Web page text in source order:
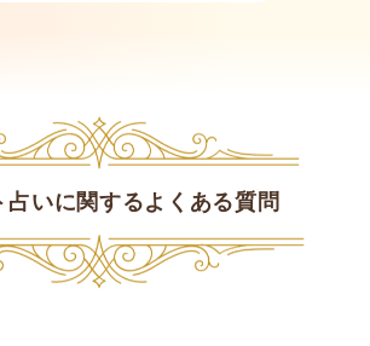
占いに関するよくある質問